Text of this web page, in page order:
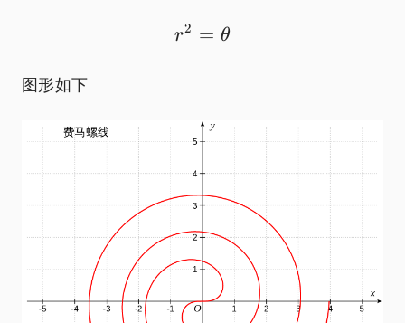
r^2=\theta
r2 = θ
图形如下